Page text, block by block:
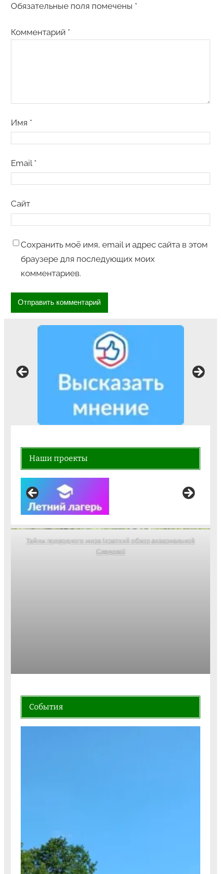
Обязательные поля помечены *
Комментарий *
Имя *
Email *
Сайт
Сохранить моё имя, email и адрес сайта в этом
браузере для последующих моих
комментариев.
Наши проекты
Тайны подводного мира (краткий обзор аквариальной
Следово)
События